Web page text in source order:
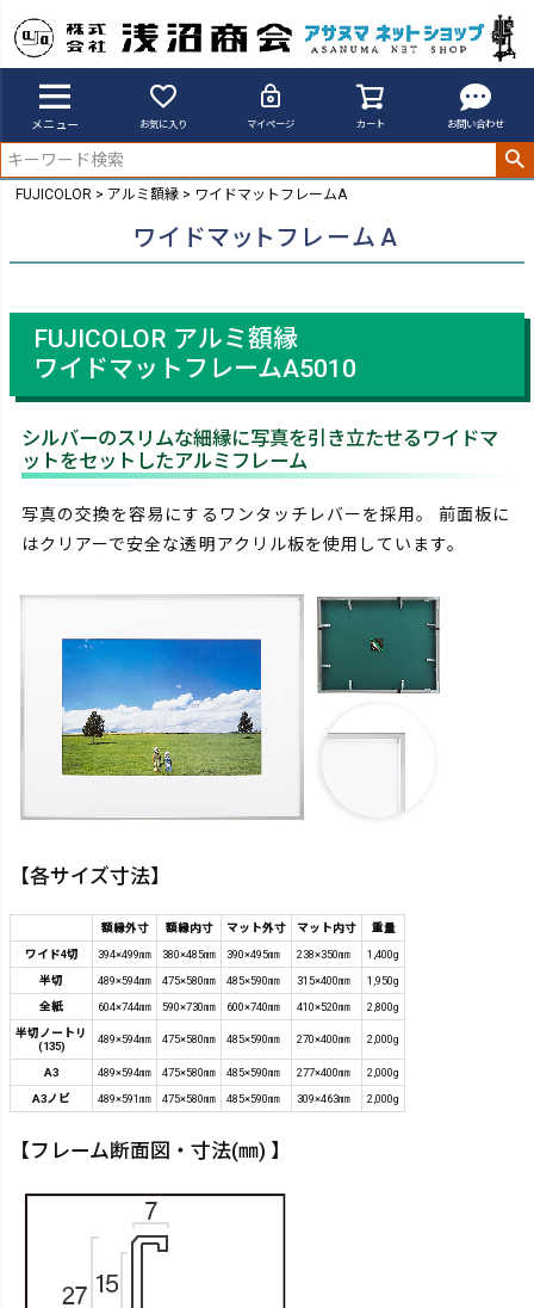
メニュー お気に入り マイページ カート お問い合わせ
FUJICOLOR アルミ額縁 ワイドマットフレームA
ワイドマットフレームA
FUJICOLOR アルミ額縁
ワイドマットフレームA5010
シルバーのスリムな細縁に写真を引き立たせるワイドマ
ットをセットしたアルミフレーム
写真の交換を容易にするワンタッチレバーを採用。 前面板に
はクリアーで安全な透明アクリル板を使用しています。
【各サイズ寸法】
額縁外寸 額縁内寸 マット外寸 マット内寸
重量
ワイド4切
394×499㎜ 380×485㎜ 390×495㎜ 238×350㎜
1,400g
半切
489×594㎜ 475×580㎜ 485×590㎜ 315×400㎜
1,950g
全紙
604×744㎜ 590×730㎜ 600×740㎜ 410×520㎜
2,800g
半切ノートリ
(135)
489×594㎜ 475×580㎜ 485×590㎜ 270×400㎜ 2,000g
A3 489×594㎜ 475×580㎜ 485×590㎜ 277×400㎜
2,000g
A3ノビ
489×591㎜ 475×580㎜ 485×590㎜ 309×463㎜ 2,000g
【フレーム断面図・寸法(㎜) 】